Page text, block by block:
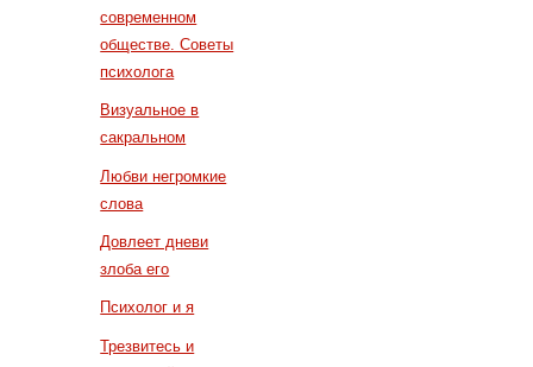
современном
обществе. Советы
психолога
Визуальное в
сакральном
Любви негромкие
слова
Довлеет дневи
злоба его
Психолог и я
Трезвитесь и